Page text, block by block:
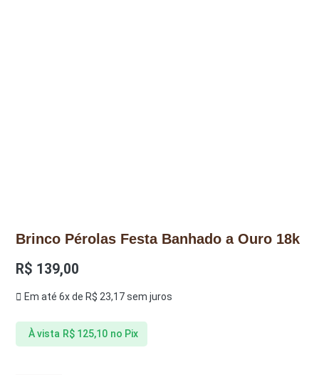
Brinco Pérolas Festa Banhado a Ouro 18k
R$ 139,00
Em até 6x de R$ 23,17sem juros
À vista R$125,10 no Pix